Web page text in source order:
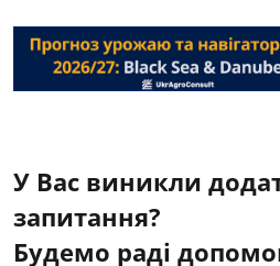
У Вас виникли
запитання?
Будемо раді